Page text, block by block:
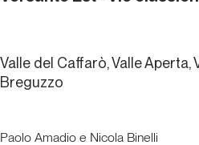
Valle del Caffarò, Valle Aperta,
Breguzzo
Paolo Amadio e Nicola Binelli